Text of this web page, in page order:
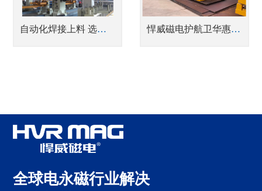
自动化焊接上料 选机械臂磁力夹具 悍威磁电护航卫华惠生，破解船舶钢板卸船“高风高盐”安全困局
全球电永磁行业解决